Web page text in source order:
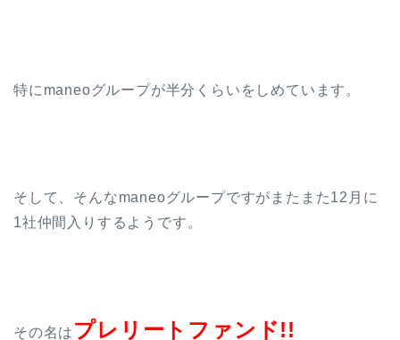
特にmaneoグループが半分くらいをしめています。
そして、そんなmaneoグループですがまたまた12月に
1社仲間入りするようです。
その名は プレリートファンド!!